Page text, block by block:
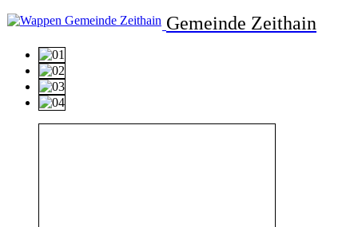
Gemeinde Zeithain